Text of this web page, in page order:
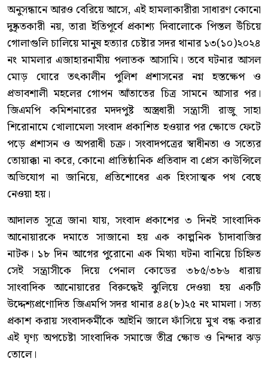
অনুসন্ধানে আরও বেরিয়ে আসে, এই হামলাকারীরা সাধারণ কোনো
দুষ্কৃতকারী নয়, তারা ইতিপূর্বে প্রকাশ্য দিবালোকে পিস্তল উঁচিয়ে
গোলাগুলি চালিয়ে মানুষ হত্যার চেষ্টার সদর থানার ১৩(১০)২০২৪
নং মামলার এজাহারনামীয় পলাতক আসামি। তবে ঘটনার আসল
মোড় ঘোরে তৎকালীন পুলিশ প্রশাসনের নগ্ন হস্তক্ষেপ ও
প্রভাবশালী মহলের গোপন আঁতাতের চিত্র সামনে আসার পর।
জিএমপি কমিশনারের মদদপুষ্ট অস্ত্রধারী সন্ত্রাসী রাজু সাহা
শিরোনামে খোলামেলা সংবাদ প্রকাশিত হওয়ার পর ক্ষোভে ফেটে
পড়ে প্রশাসন ও অপরাধী চক্র। সংবাদপত্রের স্বাধীনতা ও সত্যের
তোয়াক্কা না করে, কোনো প্রাতিষ্ঠানিক প্রতিবাদ বা প্রেস কাউন্সিলে
অভিযোগ না জানিয়ে, প্রতিশোধের এক হিংসাত্মক পথ বেছে
নেওয়া হয়।
আদালত সূত্রে জানা যায়, সংবাদ প্রকাশের ৩ দিনই সাংবাদিক
আনোয়ারকে দমাতে সাজানো হয় এক কাল্পনিক চাঁদাবাজির
নাটক। ১৮ দিন আগের পুরোনো এক মিথ্যা ঘটনা বানিয়ে চিহ্নিত
সেই সন্ত্রাসীকে দিয়ে পেনাল কোডের ৩৮৫/৩৮৬ ধারায়
সাংবাদিক আনোয়ারের বিরুদ্ধেই ঝুলিয়ে দেওয়া হয় একটি
উদ্দেশ্যপ্রণোদিত জিএমপি সদর থানার ৪৪(৮)২৫ নং মামলা। সত্য
প্রকাশ করায় সংবাদকর্মীকে আইনি জালে ফাঁসিয়ে মুখ বন্ধ করার
এই ঘৃণ্য অপচেষ্টা সাংবাদিক সমাজে তীব্র ক্ষোভ ও নিন্দার ঝড়
তোলে।